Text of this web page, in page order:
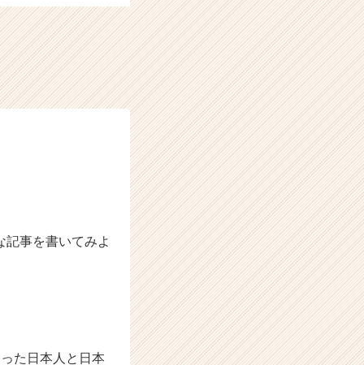
事を書いてみよ
た日本人と日本